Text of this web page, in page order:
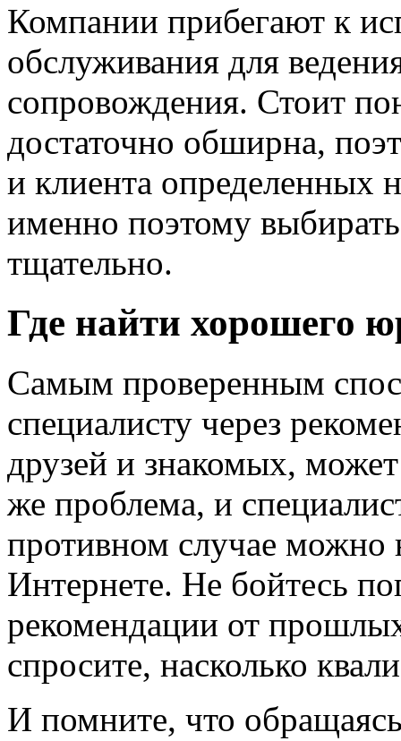
Компании прибегают к
обслуживания для
сопровождения. Стоит
достаточно обширна,
и клиента определенных
именно поэтому
тщательно.
Где найти хорошего
Самым проверенным
специалисту через
друзей и знакомых,
же проблема, и
противном случае
Интернете. Не бойтесь
рекомендации от
спросите, насколько
И помните, что